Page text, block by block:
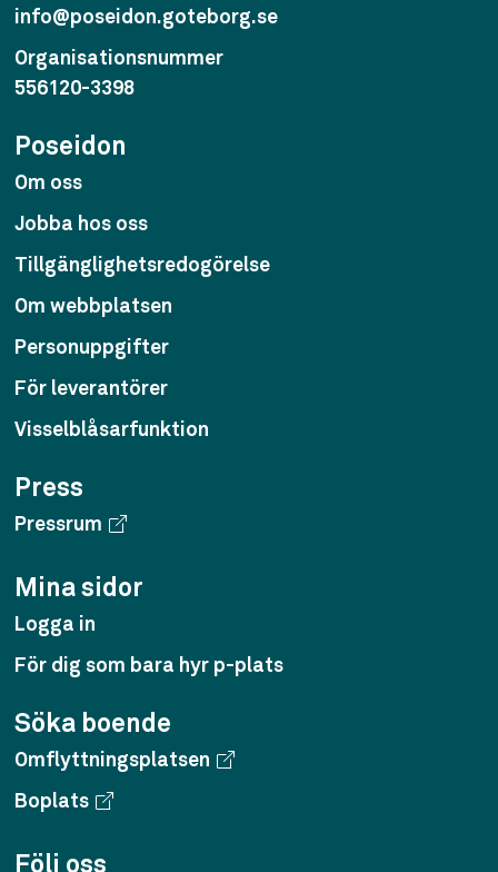
info@poseidon.goteborg.se
Organisationsnummer
556120-3398
Poseidon
Om oss
Jobba hos oss
Tillgänglighetsredogörelse
Om webbplatsen
Personuppgifter
För leverantörer
Visselblåsarfunktion
Press
Pressrum
Mina sidor
Logga in
För dig som bara hyr p-plats
Söka boende
Omflyttningsplatsen
Boplats
Följ oss